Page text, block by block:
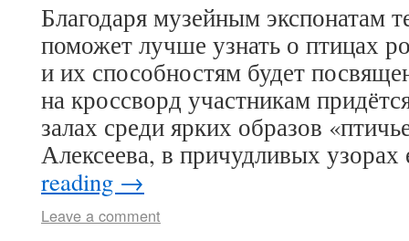
Благодаря музейным экспонатам
поможет лучше узнать о птицах
и их способностям будет
на кроссворд участникам
залах среди ярких образов
Алексеева, в причудливых
reading →
Leave a comment